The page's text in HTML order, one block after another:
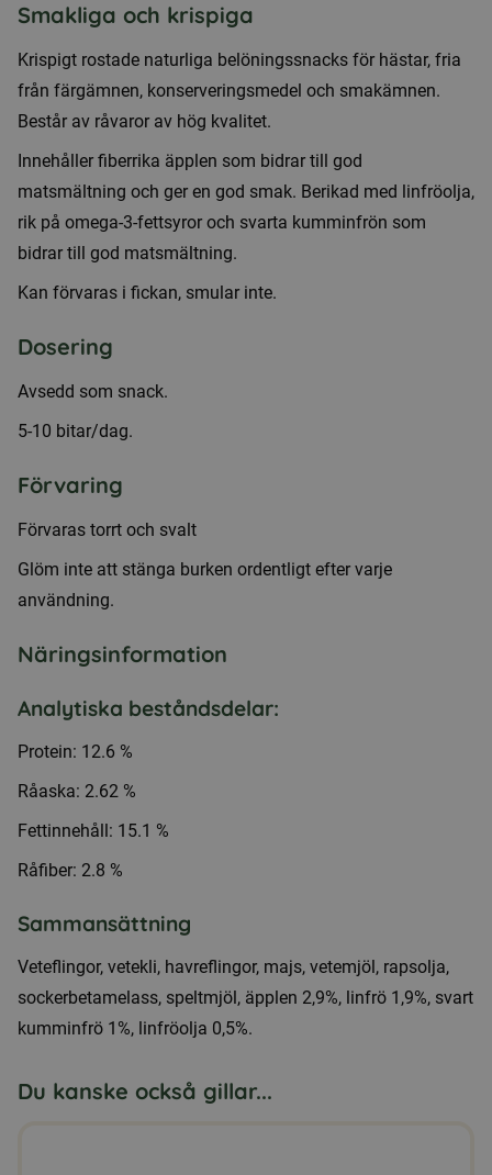
mängd
Smakliga och krispiga
Krispigt rostade naturliga belöningssnacks för hästar, fria
från färgämnen, konserveringsmedel och smakämnen.
Består av råvaror av hög kvalitet.
Innehåller fiberrika äpplen som bidrar till god
matsmältning och ger en god smak. Berikad med linfröolja,
rik på omega-3-fettsyror och svarta kumminfrön som
bidrar till god matsmältning.
Kan förvaras i fickan, smular inte.
Dosering
Avsedd som snack.
5-10 bitar/dag.
Förvaring
Förvaras torrt och svalt
Glöm inte att stänga burken ordentligt efter varje
användning.
Näringsinformation
Analytiska beståndsdelar:
Protein: 12.6 %
Råaska: 2.62 %
Fettinnehåll: 15.1 %
Råfiber: 2.8 %
Sammansättning
Veteflingor, vetekli, havreflingor, majs, vetemjöl, rapsolja,
sockerbetamelass, speltmjöl, äpplen 2,9%, linfrö 1,9%, svart
kumminfrö 1%, linfröolja 0,5%.
Du kanske också gillar...